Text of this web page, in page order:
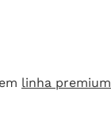
linha premium